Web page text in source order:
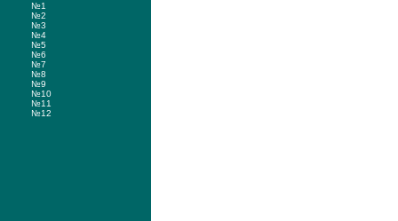
№1
№2
№3
№4
№5
№6
№7
№8
№9
№10
№11
№12